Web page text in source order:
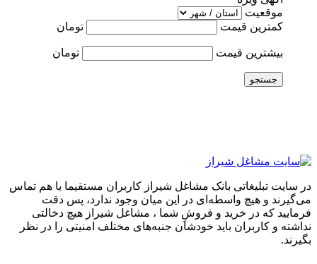
موقعیت
کمترین قیمت
تومان
بیشترین قیمت تومان
جستجو
در سایت تبلیغاتی بانک مشاغل شیراز کاربران مستقیما با هم تماس
می‌گیرند و هیچ واسطه‌ای در این میان وجود ندارد، پس دقت
فرمایید که در خرید و فروشِ شما ، مشاغل شیراز هیچ دخالتی
نداشته و کاربران باید خودشان جنبه‌های مختلف امنیتی را در نظر
بگیرند.